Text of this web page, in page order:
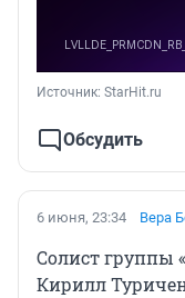
Источник: StarHit.ru
Обсудить
6 июня, 23:34 Вера
Солист группы
Кирилл